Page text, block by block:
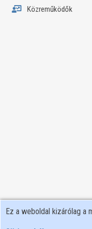
Közreműködők
Ez a weboldal kizárólag a